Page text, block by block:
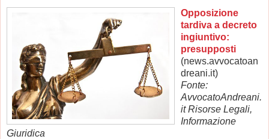
Opposizione
tardiva a decreto
ingiuntivo:
presupposti
(news.avvocatoan
dreani.it)
Fonte:
AvvocatoAndreani.
it Risorse Legali,
Informazione
Giuridica